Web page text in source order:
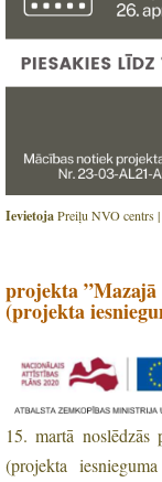
IevietojaPreiļu NVO centrs |
projekta
(projekta
15. martā
(projekta